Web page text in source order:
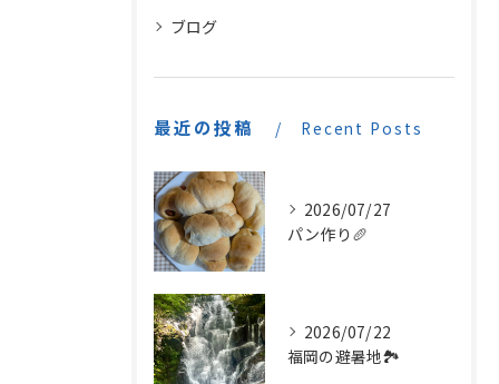
ブログ
最近の投稿 Recent Posts
2026/07/27
パン作り🥖
2026/07/22
福岡の避暑地🏞️